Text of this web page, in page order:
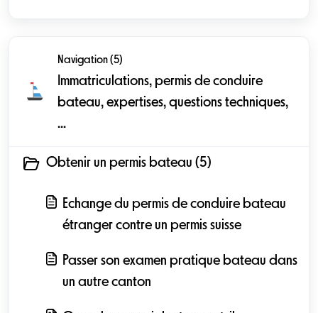
Navigation (5)
Immatriculations, permis de conduire
bateau, expertises, questions techniques,
...
Obtenir un permis bateau (5)
Echange du permis de conduire bateau
étranger contre un permis suisse
Passer son examen pratique bateau dans
un autre canton